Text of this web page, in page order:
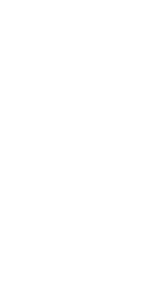
種によって異
持費をシミュ
です。
装備が搭載さ